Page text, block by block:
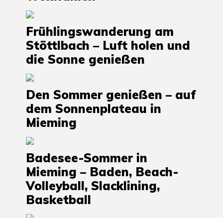
Frühlingswanderung am
Stöttlbach – Luft holen und
die Sonne genießen
Den Sommer genießen – auf
dem Sonnenplateau in
Mieming
Badesee-Sommer in
Mieming – Baden, Beach-
Volleyball, Slacklining,
Basketball